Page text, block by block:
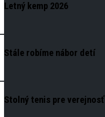
Letný kemp 2026
Stále robíme nábor detí
Stolný tenis pre verejnosť